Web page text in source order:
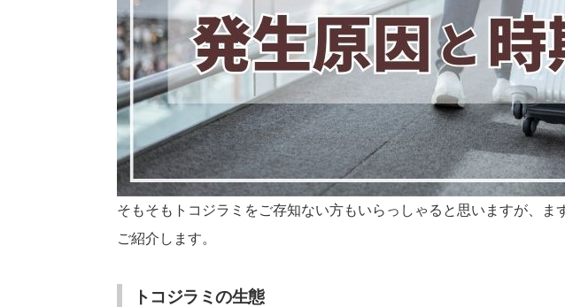
そもそもトコジラミをご存知ない方もいらっしゃると思いますが、ま
ご紹介します。
トコジラミの生態